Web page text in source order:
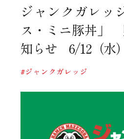
ジャンクガレッ
ス・ミニ豚丼」
知らせ 6/12（水
#ジャンクガレッジ